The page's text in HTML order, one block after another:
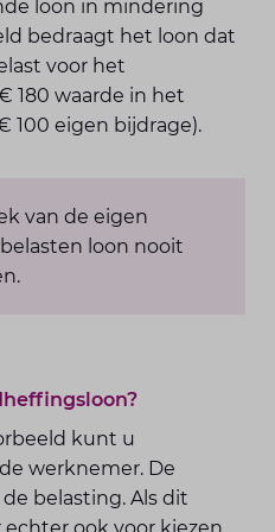
loon in mindering
bedraagt het loon dat
voor het
180 waarde in het
100 eigen bijdrage).
van de eigen
loon nooit
kunt u
werknemer. De
belasting. Als dit